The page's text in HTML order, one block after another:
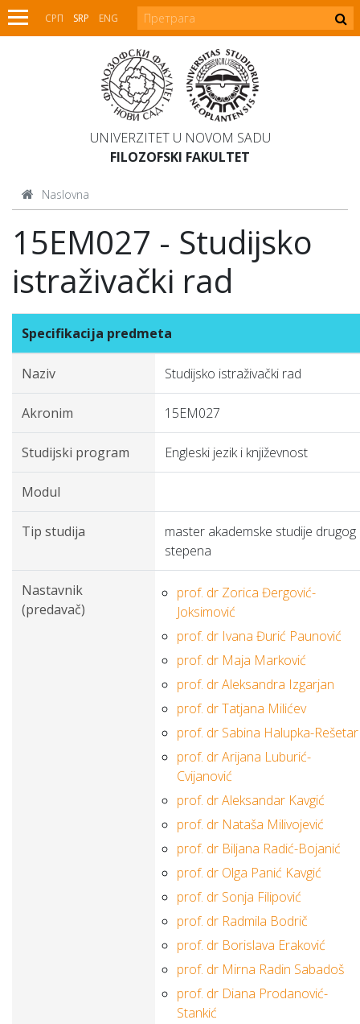
СРП SRP ENG
UNIVERZITET U NOVOM SADU
FILOZOFSKI FAKULTET
Naslovna
15EM027 - Studijsko
istraživački rad
Specifikacija predmeta
Naziv Studijsko istraživački rad
Akronim 15EM027
Studijski program Engleski jezik i književnost
Modul
Tip studija
master akademske studije drugog
stepena
Nastavnik
(predavač)
prof. dr Zorica Đergović-
Joksimović
prof. dr Ivana Đurić Paunović
prof. dr Maja Marković
prof. dr Aleksandra Izgarjan
prof. dr Tatjana Milićev
prof. dr Sabina Halupka-Rešetar
prof. dr Arijana Luburić-
Cvijanović
prof. dr Aleksandar Kavgić
prof. dr Nataša Milivojević
prof. dr Biljana Radić-Bojanić
prof. dr Olga Panić Kavgić
prof. dr Sonja Filipović
prof. dr Radmila Bodrič
prof. dr Borislava Eraković
prof. dr Mirna Radin Sabadoš
prof. dr Diana Prodanović-
Stankić